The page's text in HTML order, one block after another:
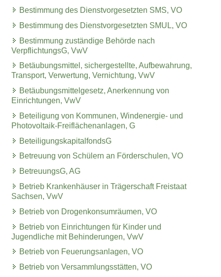
Bestimmung des Dienstvorgesetzten SMS, VO
Bestimmung des Dienstvorgesetzten SMUL, VO
Bestimmung zuständige Behörde nach
VerpflichtungsG, VwV
Betäubungsmittel, sichergestellte, Aufbewahrung,
Transport, Verwertung, Vernichtung, VwV
Betäubungsmittelgesetz, Anerkennung von
Einrichtungen, VwV
Beteiligung von Kommunen, Windenergie- und
Photovoltaik-Freiflächenanlagen, G
BeteiligungskapitalfondsG
Betreuung von Schülern an Förderschulen, VO
BetreuungsG, AG
Betrieb Krankenhäuser in Trägerschaft Freistaat
Sachsen, VwV
Betrieb von Drogenkonsumräumen, VO
Betrieb von Einrichtungen für Kinder und
Jugendliche mit Behinderungen, VwV
Betrieb von Feuerungsanlagen, VO
Betrieb von Versammlungsstätten, VO